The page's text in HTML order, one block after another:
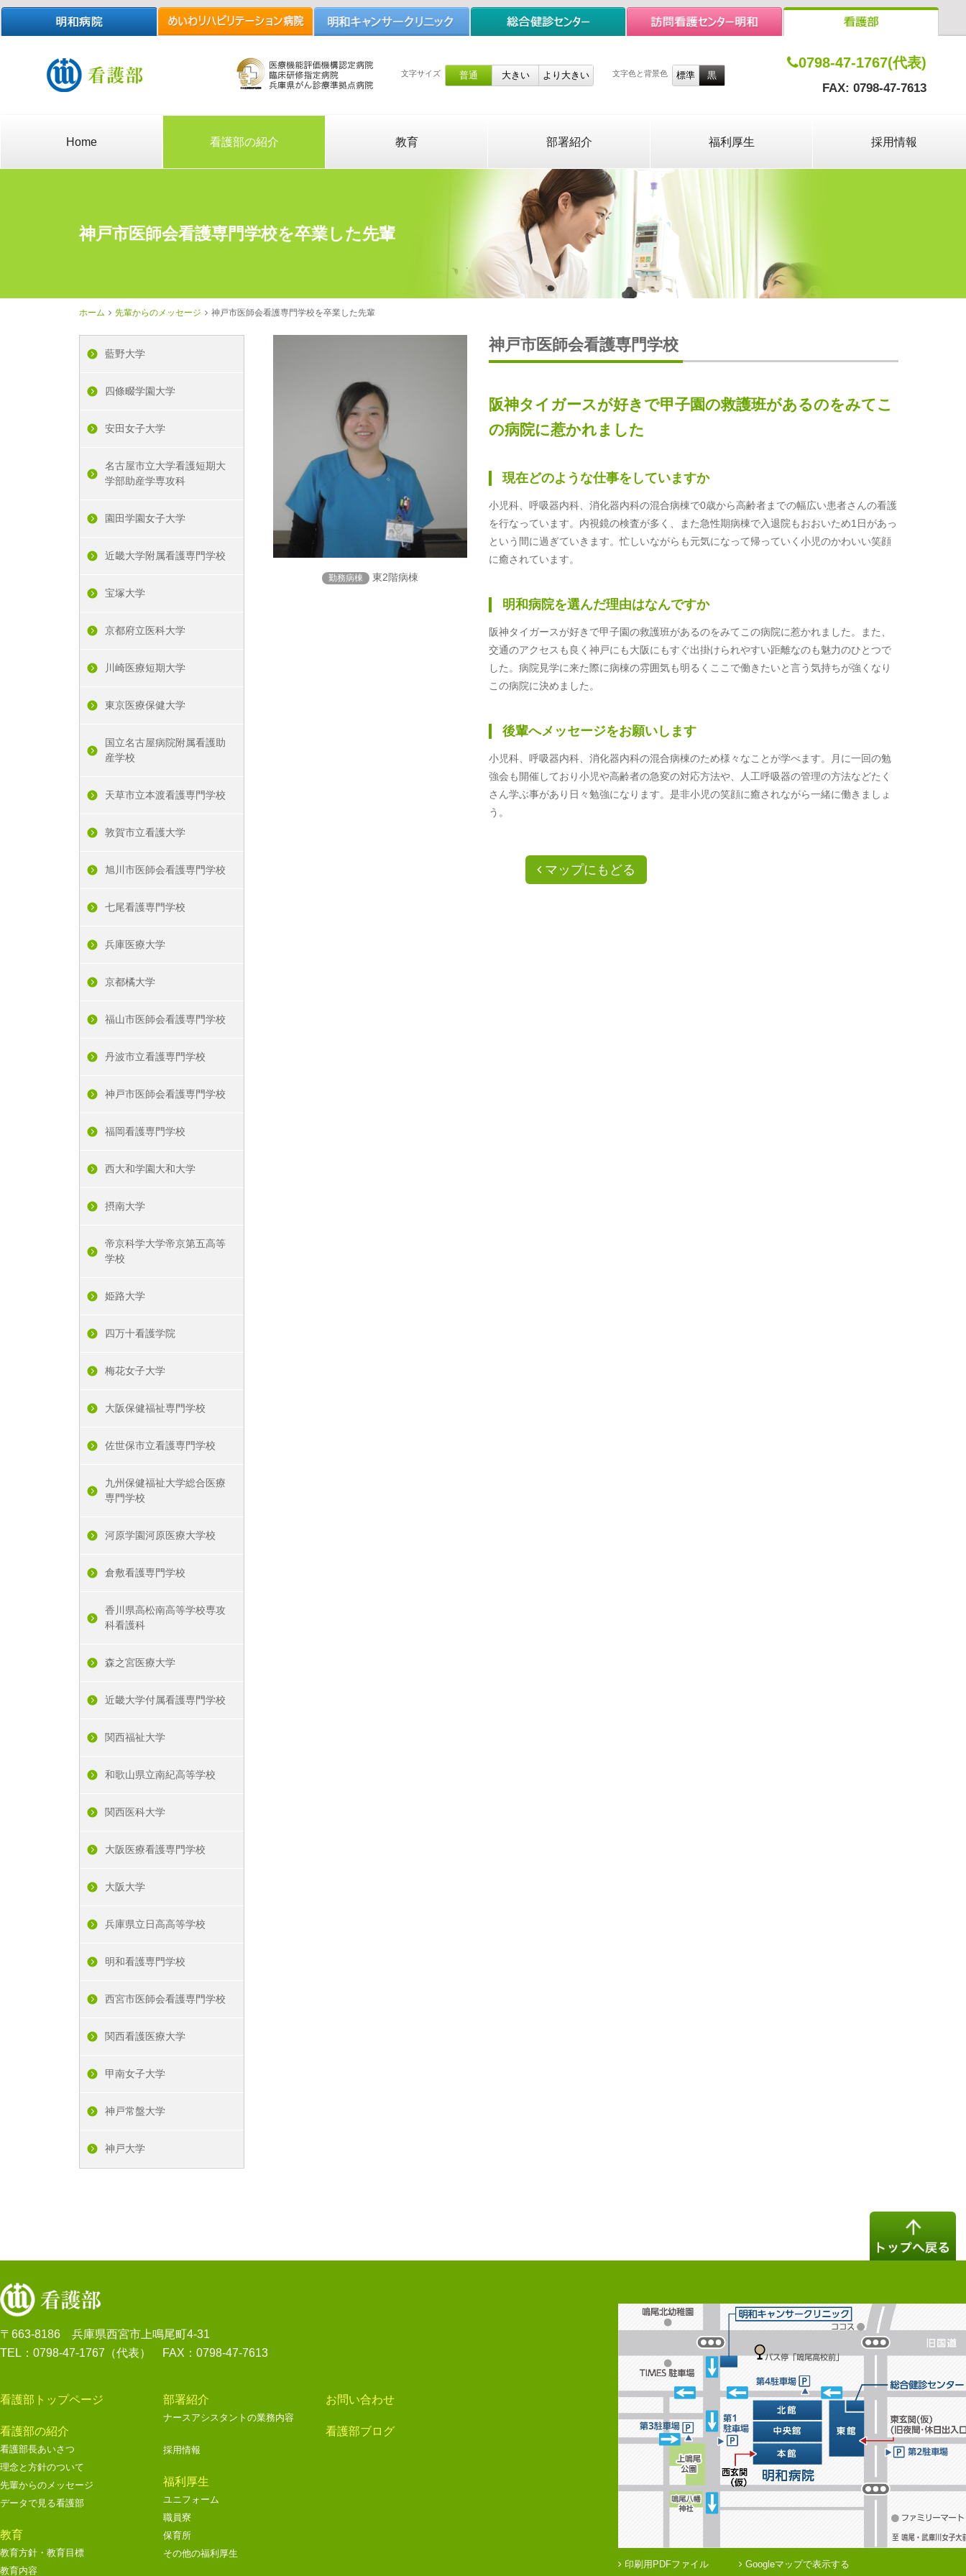
文字サイズ 文字色と背景色
0798-47-1767(代表)
FAX: 0798-47-7613
Home 看護部の紹介 教育 部署紹介 福利厚生 採用情報
神戸市医師会看護専門学校を卒業した先輩
ホーム 先輩からのメッセージ 神戸市医師会看護専門学校を卒業した先輩
藍野大学
四條畷学園大学
安田女子大学
名古屋市立大学看護短期大
学部助産学専攻科
園田学園女子大学
近畿大学附属看護専門学校
宝塚大学
京都府立医科大学
川崎医療短期大学
東京医療保健大学
国立名古屋病院附属看護助
産学校
天草市立本渡看護専門学校
敦賀市立看護大学
旭川市医師会看護専門学校
七尾看護専門学校
兵庫医療大学
京都橘大学
福山市医師会看護専門学校
丹波市立看護専門学校
神戸市医師会看護専門学校
福岡看護専門学校
西大和学園大和大学
摂南大学
帝京科学大学帝京第五高等
学校
姫路大学
四万十看護学院
梅花女子大学
大阪保健福祉専門学校
佐世保市立看護専門学校
九州保健福祉大学総合医療
専門学校
河原学園河原医療大学校
倉敷看護専門学校
香川県高松南高等学校専攻
科看護科
森之宮医療大学
近畿大学付属看護専門学校
関西福祉大学
和歌山県立南紀高等学校
関西医科大学
大阪医療看護専門学校
大阪大学
兵庫県立日高高等学校
明和看護専門学校
西宮市医師会看護専門学校
関西看護医療大学
甲南女子大学
神戸常盤大学
神戸大学
勤務病棟 東2階病棟
神戸市医師会看護専門学校
阪神タイガースが好きで甲子園の救護班があるのをみてこ
の病院に惹かれました
現在どのような仕事をしていますか
小児科、呼吸器内科、消化器内科の混合病棟で0歳から高齢者までの幅広い患者さんの看護
を行なっています。内視鏡の検査が多く、また急性期病棟で入退院もおおいため1日があっ
という間に過ぎていきます。忙しいながらも元気になって帰っていく小児のかわいい笑顔
に癒されています。
明和病院を選んだ理由はなんですか
阪神タイガースが好きで甲子園の救護班があるのをみてこの病院に惹かれました。また、
交通のアクセスも良く神戸にも大阪にもすぐ出掛けられやすい距離なのも魅力のひとつで
した。病院見学に来た際に病棟の雰囲気も明るくここで働きたいと言う気持ちが強くなり
この病院に決めました。
後輩へメッセージをお願いします
小児科、呼吸器内科、消化器内科の混合病棟のため様々なことが学べます。月に一回の勉
強会も開催しており小児や高齢者の急変の対応方法や、人工呼吸器の管理の方法などたく
さん学ぶ事があり日々勉強になります。是非小児の笑顔に癒されながら一緒に働きましょ
う。
マップにもどる
〒663-8186 兵庫県西宮市上鳴尾町4-31
TEL：0798-47-1767（代表） FAX：0798-47-7613
看護部トップページ
看護部の紹介
看護部長あいさつ
理念と方針のついて
先輩からのメッセージ
データで見る看護部
教育
教育方針・教育目標
教育内容
部署紹介
ナースアシスタントの業務内容
採用情報
福利厚生
ユニフォーム
職員寮
保育所
その他の福利厚生
お問い合わせ
看護部ブログ
印刷用PDFファイル Googleマップで表示する